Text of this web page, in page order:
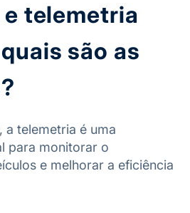
telemetria
são as
a telemetria é uma
para monitorar o
e melhorar a eficiência